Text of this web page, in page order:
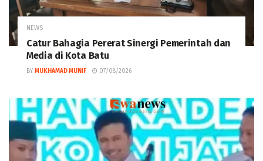
NEWS
Catur Bahagia Pererat Sinergi Pemerintah dan
Media di Kota Batu
BY MUKHAMAD MUNIF 07/08/2026